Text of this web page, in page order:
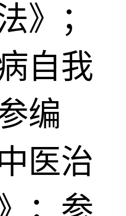
》；
自我
编
医治